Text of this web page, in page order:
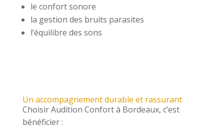
le confort sonore
la gestion des bruits parasites
l’équilibre des sons
Un accompagnement durable et rassurant
Choisir Audition Confort à Bordeaux, c’est
bénéficier :